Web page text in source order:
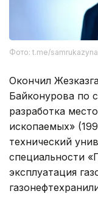
Фото: t.me/
Окончил
Байконурова по
разработка
ископаемых»
технический
специальности
эксплуатация